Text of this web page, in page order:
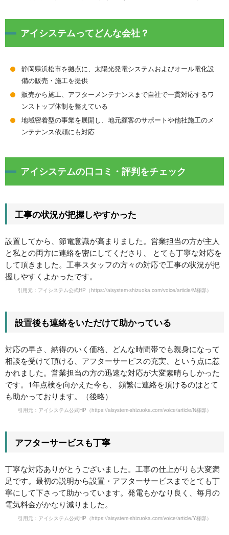
アイシステムってどんな会社？
静岡県浜松市を拠点に、太陽光発電システムおよびオール電化設
備の販売・施工を提供
販売から施工、アフターメンテナンスまで自社で一貫対応するワ
ンストップ体制を整えている
地域密着型の事業を展開し、地元顧客のサポートや他社施工のメ
ンテナンス依頼にも対応
アイシステムの口コミ・評判をチェック
工事の状況が把握しやすかった
設置してから、節電意識が高まりました。営業担当の方が主人
と私との両方に連絡を密にしてくださり、 とても丁寧な対応を
して頂きました。工事スタッフの方々の対応で工事の状況が把
握しやすくよかったです。
引用元：アイシステム公式HP （https://aisystem-shizuoka.com/voice/article/M様邸）
設置後も連絡をいただけて助かっている
対応の早さ、納得のいく価格、どんな時間帯でも親身になって
相談を受けて頂ける、アフターサービスの充実、という点に惹
かれました。営業担当の方の迅速な対応が大変素晴らしかった
です。1年点検を向かえた今も、 頻繁に連絡を頂けるのはとて
も助かっております。（後略）
引用元：アイシステム公式HP （https://aisystem-shizuoka.com/voice/article/N様邸）
アフターサービスも丁寧
丁寧な対応ありがとうございました。工事の仕上がりも大変満
足です。最初の説明から設置・アフターサービスまでとても丁
寧にして下さって助かっています。発電もかなり良く、毎月の
電気料金がかなり減りました。
引用元：アイシステム公式HP （https://aisystem-shizuoka.com/voice/article/Y様邸）